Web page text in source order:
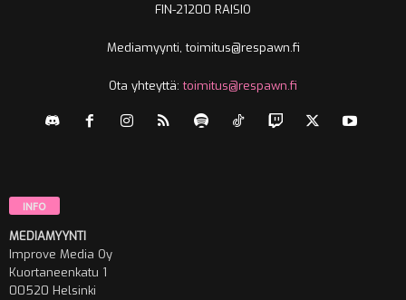
FIN-21200 RAISIO
Mediamyynti, toimitus@respawn.fi
Ota yhteyttä:toimitus@respawn.fi
INFO
MEDIAMYYNTI
Improve Media Oy
Kuortaneenkatu 1
00520 Helsinki